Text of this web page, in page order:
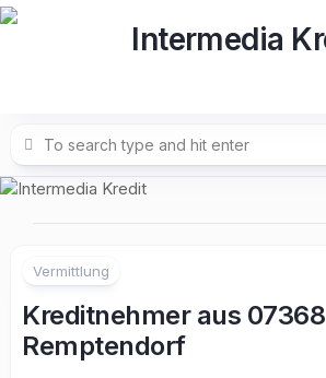
Skip
Vermittlung
Kreditnehmer aus 07368
Remptendorf